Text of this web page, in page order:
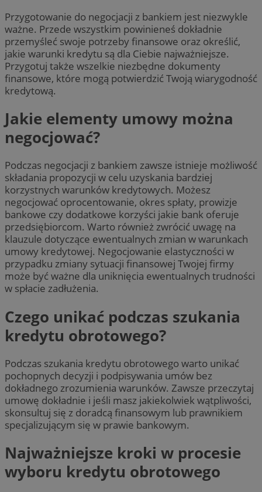
Przygotowanie do negocjacji z bankiem jest niezwykle
ważne. Przede wszystkim powinieneś dokładnie
przemyśleć swoje potrzeby finansowe oraz określić,
jakie warunki kredytu są dla Ciebie najważniejsze.
Przygotuj także wszelkie niezbędne dokumenty
finansowe, które mogą potwierdzić Twoją wiarygodność
kredytową.
Jakie elementy umowy można
negocjować?
Podczas negocjacji z bankiem zawsze istnieje możliwość
składania propozycji w celu uzyskania bardziej
korzystnych warunków kredytowych. Możesz
negocjować oprocentowanie, okres spłaty, prowizje
bankowe czy dodatkowe korzyści jakie bank oferuje
przedsiębiorcom. Warto również zwrócić uwagę na
klauzule dotyczące ewentualnych zmian w warunkach
umowy kredytowej. Negocjowanie elastyczności w
przypadku zmiany sytuacji finansowej Twojej firmy
może być ważne dla uniknięcia ewentualnych trudności
w spłacie zadłużenia.
Czego unikać podczas szukania
kredytu obrotowego?
Podczas szukania kredytu obrotowego warto unikać
pochopnych decyzji i podpisywania umów bez
dokładnego zrozumienia warunków. Zawsze przeczytaj
umowę dokładnie i jeśli masz jakiekolwiek wątpliwości,
skonsultuj się z doradcą finansowym lub prawnikiem
specjalizującym się w prawie bankowym.
Najważniejsze kroki w procesie
wyboru kredytu obrotowego